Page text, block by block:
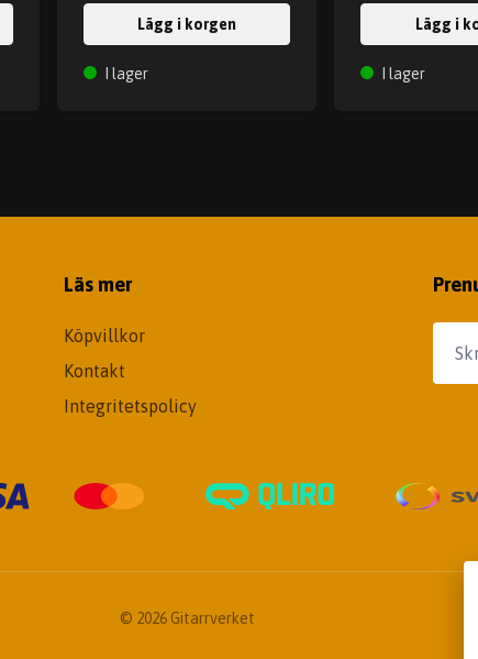
Lägg i korgen
I lager
Lägg i
I lager
Läs mer
Köpvillkor
Kontakt
Integritetspolicy
© 2026 Gitarrverket